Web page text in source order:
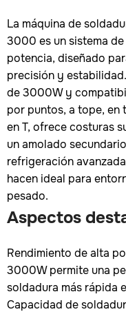
La máquina de
3000 es un sistema
potencia, diseñado
precisión y
de 3000W y
por puntos, a tope,
en T, ofrece costuras
un amolado
refrigeración
hacen ideal para
pesado.
Aspectos
Rendimiento de alta
3000W permite una
soldadura más rápida
Capacidad de